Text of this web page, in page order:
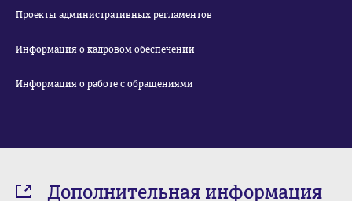
Проекты административных регламентов
Информация о кадровом обеспечении
Информация о работе с обращениями
Дополнительная информация